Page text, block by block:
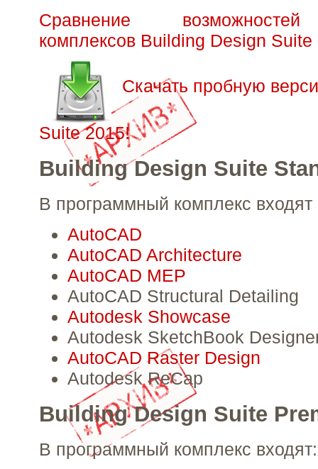
Сравнение
комплексов Building Design Suite
Скачать пробную
Suite 2015!
Building Design Suite
В программный комплекс входят
AutoCAD
AutoCAD Architecture
AutoCAD MEP
AutoCAD Structural Detailing
Autodesk Showcase
Autodesk SketchBook
AutoCAD Raster Design
Autodesk ReCap
Building Design Suite
В программный комплекс входят: